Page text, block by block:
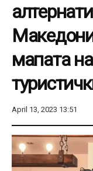
мапата
April 13, 2023 13:51